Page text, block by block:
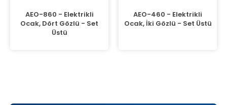
AEO-860 - Elektrikli
Ocak, Dört Gözlü - Set
Üstü
AEO-460 - Elektrikli
Ocak, İki Gözlü - Set Üstü